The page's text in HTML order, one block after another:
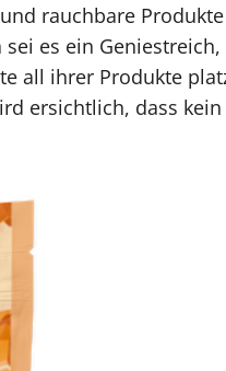
rauchbare
es ein Geniestreich,
all ihrer Produkte
ersichtlich, dass kein